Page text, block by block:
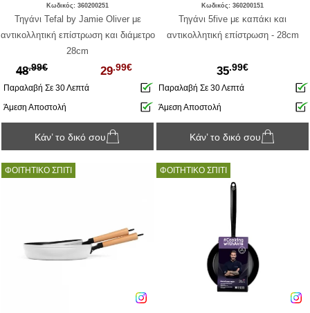
Κωδικός: 360200251
Τηγάνι Tefal by Jamie Oliver με
αντικολλητική επίστρωση και διάμετρο
28cm
48.99€ 29.99€
Παραλαβή Σε 30 Λεπτά
Άμεση Αποστολή
Κάν’ το δικό σου
Κωδικός: 360200151
Τηγάνι 5five με καπάκι και
αντικολλητική επίστρωση - 28cm
35.99€
Παραλαβή Σε 30 Λεπτά
Άμεση Αποστολή
Κάν’ το δικό σου
ΦΟΙΤΗΤΙΚΟ ΣΠΙΤΙ ΦΟΙΤΗΤΙΚΟ ΣΠΙΤΙ